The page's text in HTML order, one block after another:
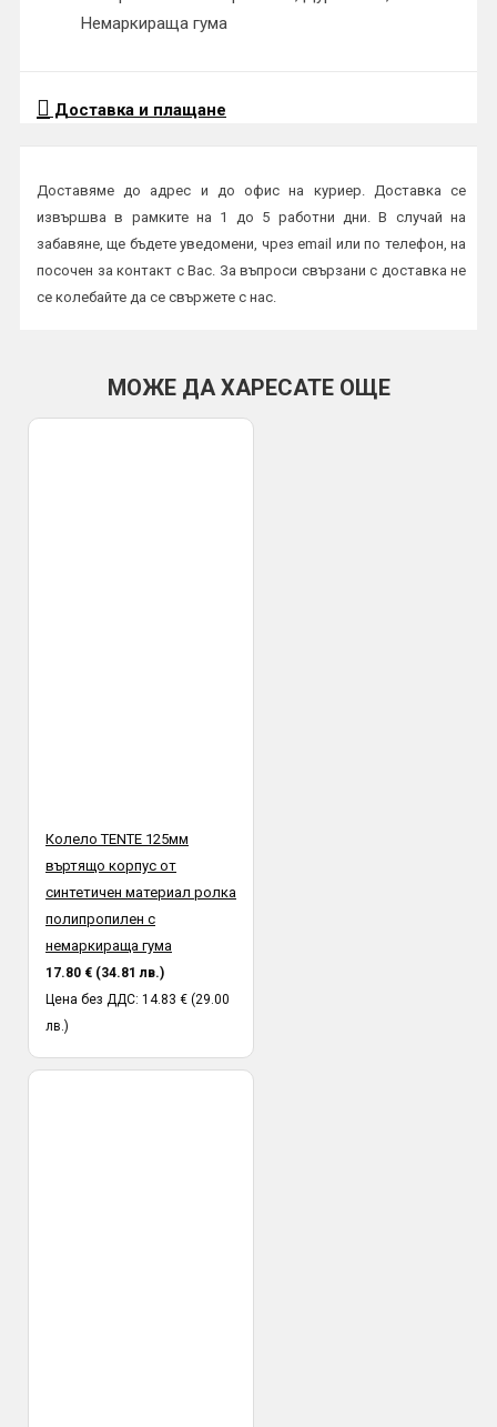
Немаркираща гума
Доставка и плащане
Доставяме до адрес и до офис на куриер. Доставка се
извършва в рамките на 1 до 5 работни дни. В случай на
забавяне, ще бъдете уведомени, чрез email или по телефон, на
посочен за контакт с Вас. За въпроси свързани с доставка не
се колебайте да се свържете с нас.
Плащане в брой или с карта на куриер
МОЖЕ ДА ХАРЕСАТЕ ОЩЕ
Колело TENTE 125мм
въртящо корпус от
синтетичен материал ролка
полипропилен с
немаркираща гума
17.80 € (34.81 лв.)
Цена без ДДС: 14.83 € (29.00
лв.)